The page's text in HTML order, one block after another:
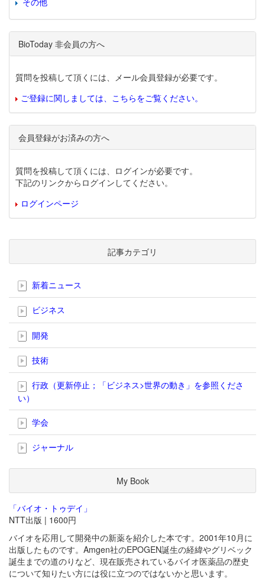
BioToday 非会員の方へ
質問を投稿して頂くには、メール会員登録が必要です。
ご登録に関しましては、こちらをご覧ください。
会員登録がお済みの方へ
質問を投稿して頂くには、ログインが必要です。
下記のリンクからログインしてください。
ログインページ
記事カテゴリ
新着ニュース
ビジネス
開発
技術
行政（更新停止；「ビジネス>世界の動き」を参照くださ
い）
学会
ジャーナル
My Book
「バイオ・トゥデイ」
NTT出版 | 1600円
バイオを応用して開発中の新薬を紹介した本です。2001年10月に
出版したものです。Amgen社のEPOGEN誕生の経緯やグリベック
誕生までの道のりなど、現在販売されているバイオ医薬品の歴史
について知りたい方には役に立つのではないかと思います。